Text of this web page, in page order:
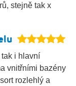
stejně tak x
i hlavní
vnitřními bazény
rozlehlý a